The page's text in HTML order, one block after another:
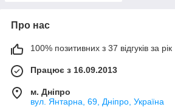
Про нас
100% позитивних з 37 відгуків за рік
Працює з 16.09.2013
м. Дніпро
вул. Янтарна, 69, Дніпро, Україна